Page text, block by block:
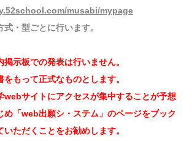
musabi/mypage
式・型ごとに行います。
掲示板での発表は行いません。
をもって正式なものとします。
webサイトにアクセスが集中することが予想
め「web出願シ・ステム」のページをブック
ただくことをお勧めします。